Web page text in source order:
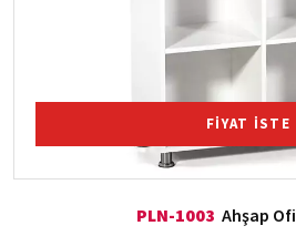
FİYAT İSTE
PLN-1003 Ahşap